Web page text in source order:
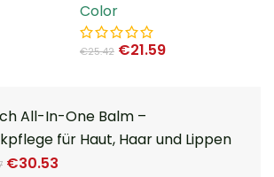
Color
€25.42 €21.59
All-In-One Balm –
für Haut, Haar und Lippen
€30.53